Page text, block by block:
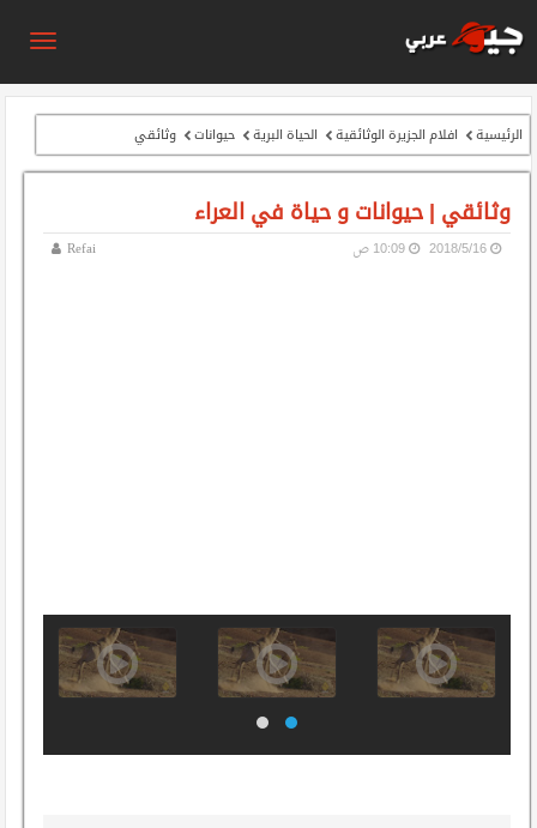
الرئيسية افلام الجزيرة الوثائقية الحياة البرية حيوانات وثائقي
وثائقي | حيوانات و حياة في العراء
Refai 16‏/5‏/2018 10:09 ص